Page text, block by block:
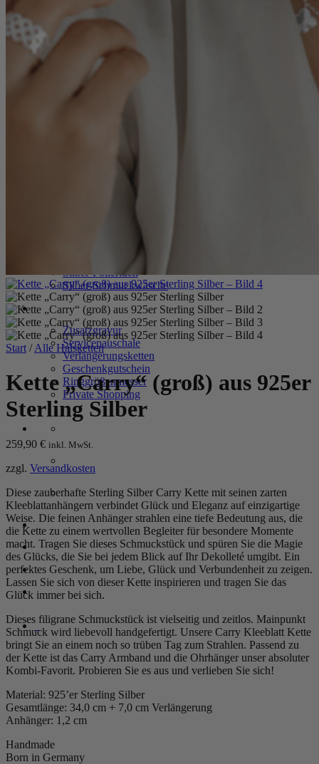
Personalisierte Schmuckstücke
Basics
Beads
MEN
MEN Halsketten
KIDS Halsketten
KIDS Personalisierte Schmuckstücke
Silber-Poliertuch
Silber-Schmuckwäsche
SERVICE
Zusatzgravur
Servicepauschale
Verlängerungsketten
Geschenkgutschein
Ringgrößenmesser
Private Shopping
Anmelden / Registrieren
Warenkorb /0,00 € 0
0
Start / Alle Halsketten
Kette „Carry“ (groß) aus 925er
Sterling Silber
259,90 € inkl. MwSt.
zzgl. Versandkosten
Diese zauberhafte Sterling Silber Carry Kette mit seinen zarten
Kleeblattanhängern verbindet Glück und Eleganz auf einzigartige
Weise. Die feinen Anhänger strahlen eine tiefe Bedeutung aus, die
die Kette zu einem wertvollen Begleiter für besondere Momente
macht. Tragen Sie dieses Schmuckstück und spüren Sie die Magie
des Glücks, die Sie bei jedem Blick auf Ihr Dekolleté umgibt. Ein
perfektes Geschenk, um Liebe, Glück und Verbundenheit zu zeigen.
Lassen Sie sich von dieser Kette inspirieren und tragen Sie das
Glück immer bei sich.
Dieses filigrane Schmuckstück ist vielseitig und zeitlos. Mainpunkt
Schmuck wird liebevoll handgefertigt. Unsere Carry Kleeblatt Kette
bringt Sie an einem noch so trüben Tag zum Strahlen. Passend zu
der Kette ist das Carry Armband und die Ohrhänger unser absoluter
Kombi-Favorit. Probieren Sie es aus und verlieben Sie sich!
Material: 925’er Sterling Silber
Gesamtlänge: 34,0 cm + 7,0 cm Verlängerung
Anhänger: 1,2 cm
Handmade
Born in Germany